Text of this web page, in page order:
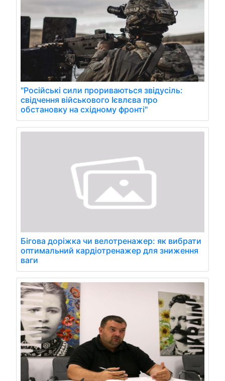
"Російські сили прориваються звідусіль:
свідчення військового Ієвлєва про
обстановку на східному фронті"
Бігова доріжка чи велотренажер: як вибрати
оптимальний кардіотренажер для зниження
ваги